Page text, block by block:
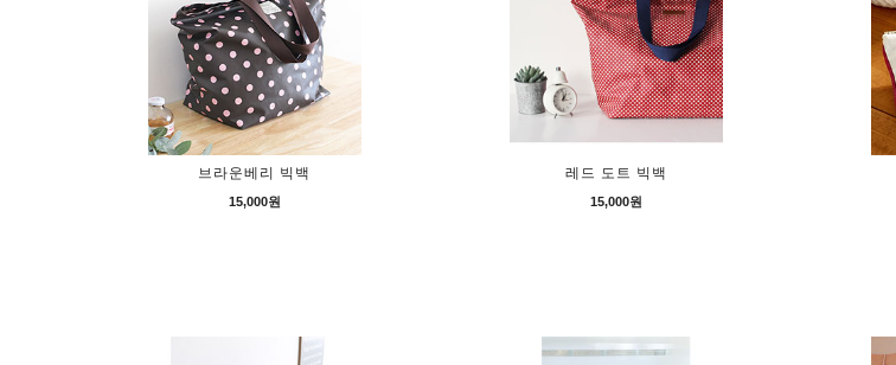
브라운베리 빅백
15,000원
레드 도트 빅백
15,000원